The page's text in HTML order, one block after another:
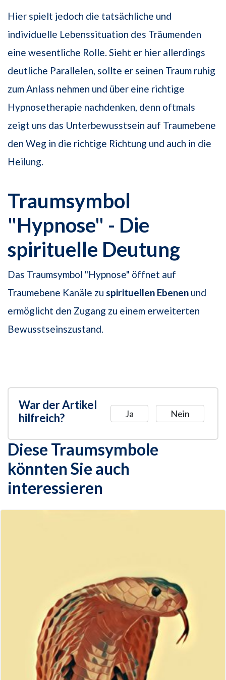
Hier spielt jedoch die tatsächliche und
individuelle Lebenssituation des Träumenden
eine wesentliche Rolle. Sieht er hier allerdings
deutliche Parallelen, sollte er seinen Traum ruhig
zum Anlass nehmen und über eine richtige
Hypnosetherapie nachdenken, denn oftmals
zeigt uns das Unterbewusstsein auf Traumebene
den Weg in die richtige Richtung und auch in die
Heilung.
Traumsymbol
"Hypnose" - Die
spirituelle Deutung
Das Traumsymbol "Hypnose" öffnet auf
Traumebene Kanäle zu spirituellen Ebenen und
ermöglicht den Zugang zu einem erweiterten
Bewusstseinszustand.
War der Artikel
hilfreich?
Ja Nein
Diese Traumsymbole
könnten Sie auch
interessieren